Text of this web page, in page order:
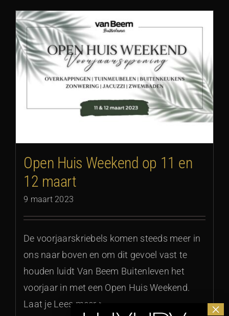
Open Huis Weekend op 11 en
12 maart
9 maart 2023
De voorjaarskriebels komen steeds meer in
ons naar boven en om dit gevoel vast te
houden luidt Van Beem Buitenleven het
voorjaar in met een Open Huis Weekend.
Laat je Lees meer >